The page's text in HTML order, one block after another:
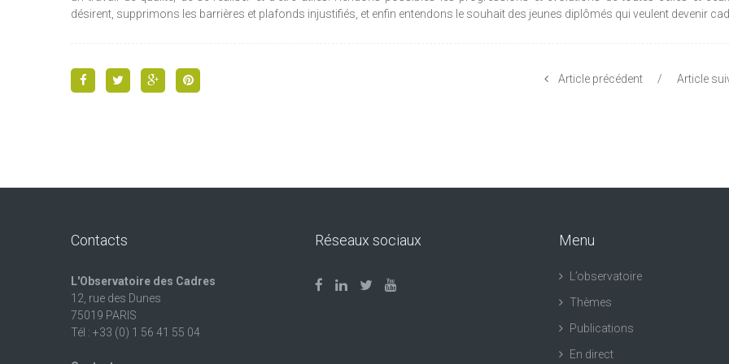
désirent, supprimons les barrières et plafonds injustifiés, et enfin entendons le souhait des jeunes diplômés qui veulent devenir
Article précédent / Article
Contacts
L'Observatoire des Cadres
12, rue des Dunes
75019 PARIS
Tél : +33 (0) 1 56 41 55 04
Réseaux sociaux Menu
L’observatoire
Thèmes
Publications
En direct